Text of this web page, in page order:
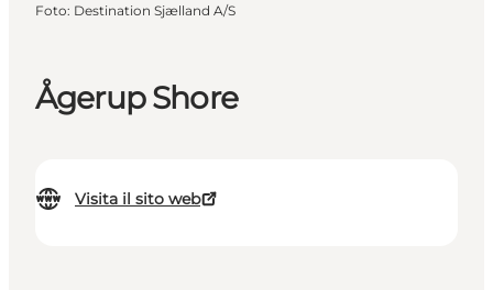
Ågerup Shore
Visita il sito web
Foto: Destination Sjælland A/S